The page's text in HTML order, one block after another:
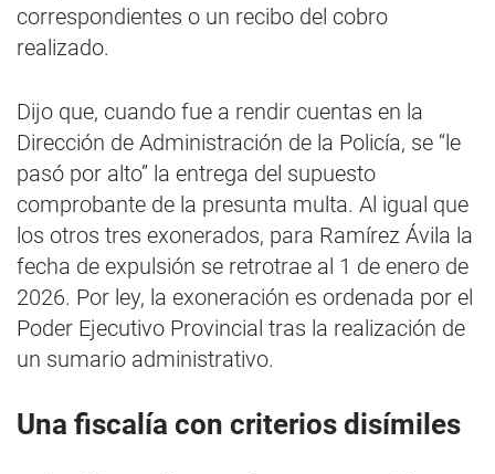
correspondientes o un recibo del cobro
realizado.
Dijo que, cuando fue a rendir cuentas en la
Dirección de Administración de la Policía, se “le
pasó por alto” la entrega del supuesto
comprobante de la presunta multa. Al igual que
los otros tres exonerados, para Ramírez Ávila la
fecha de expulsión se retrotrae al 1 de enero de
2026. Por ley, la exoneración es ordenada por el
Poder Ejecutivo Provincial tras la realización de
un sumario administrativo.
Una fiscalía con criterios disímiles